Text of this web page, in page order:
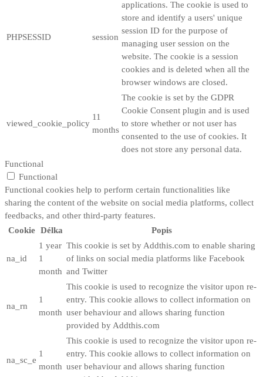
PHPSESSID session
applications. The cookie is used to
store and identify a users' unique
session ID for the purpose of
managing user session on the
website. The cookie is a session
cookies and is deleted when all the
browser windows are closed.
viewed_cookie_policy
11
months
The cookie is set by the GDPR
Cookie Consent plugin and is used
to store whether or not user has
consented to the use of cookies. It
does not store any personal data.
Functional
Functional
Functional cookies help to perform certain functionalities like
sharing the content of the website on social media platforms, collect
feedbacks, and other third-party features.
Cookie Délka Popis
na_id
1 year
1
month
This cookie is set by Addthis.com to enable sharing
of links on social media platforms like Facebook
and Twitter
na_rn
1
month
This cookie is used to recognize the visitor upon re-
entry. This cookie allows to collect information on
user behaviour and allows sharing function
provided by Addthis.com
na_sc_e
1
month
This cookie is used to recognize the visitor upon re-
entry. This cookie allows to collect information on
user behaviour and allows sharing function